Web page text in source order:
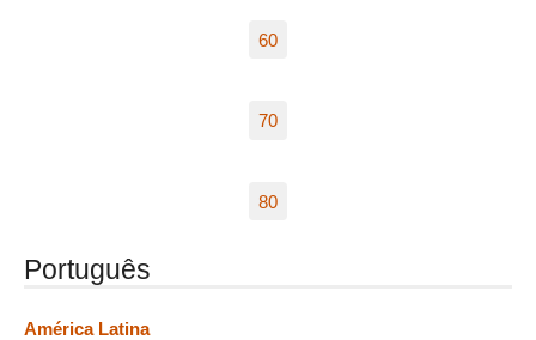
60
70
80
Português
América Latina